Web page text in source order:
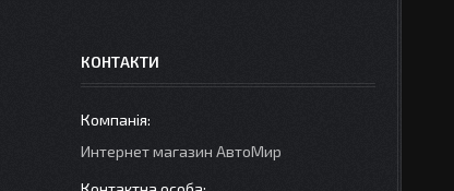
КОНТАКТИ
Интернет магазин АвтоМир